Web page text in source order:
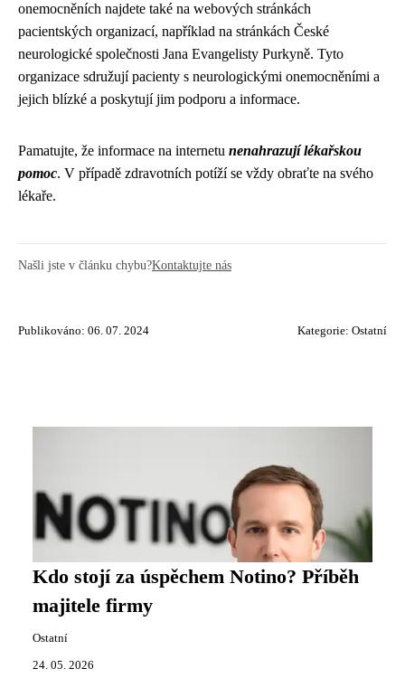
onemocněních najdete také na webových stránkách
pacientských organizací, například na stránkách České
neurologické společnosti Jana Evangelisty Purkyně. Tyto
organizace sdružují pacienty s neurologickými onemocněními a
jejich blízké a poskytují jim podporu a informace.
Pamatujte, že informace na internetu nenahrazují lékařskou
pomoc. V případě zdravotních potíží se vždy obraťte na svého
lékaře.
Našli jste v článku chybu?Kontaktujte nás
Publikováno: 06. 07. 2024 Kategorie: Ostatní
Kdo stojí za úspěchem Notino? Příběh
majitele firmy
Ostatní
24. 05. 2026